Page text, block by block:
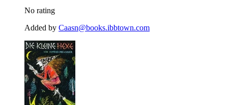
No rating
Added by Caasn@books.ibbtown.com